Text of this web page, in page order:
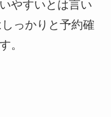
やすいとは言い
っかりと予約確
。